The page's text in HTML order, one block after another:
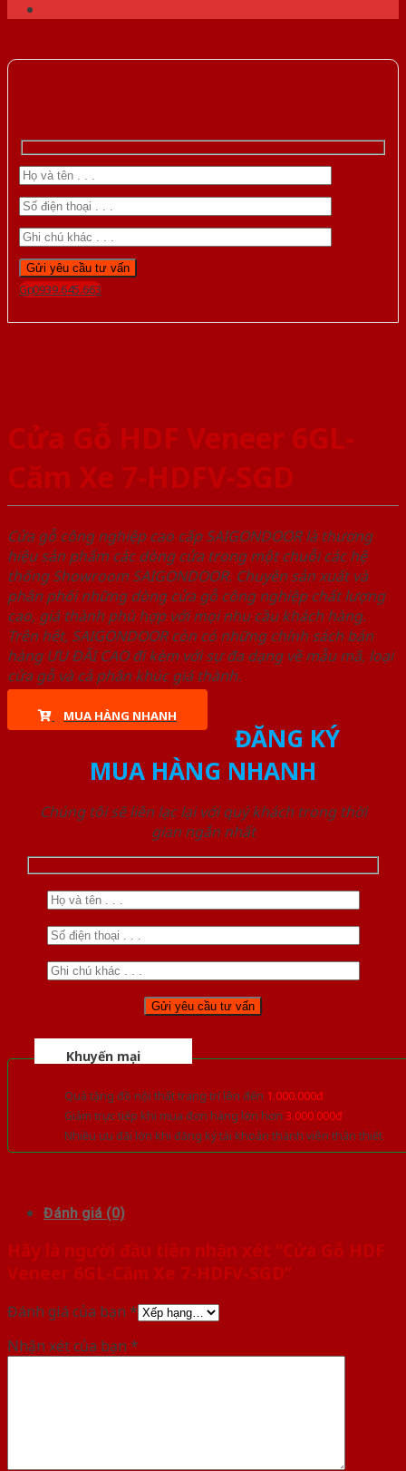
Gọi 0939.645.663
Cửa Gỗ HDF Veneer 6GL-
Căm Xe 7-HDFV-SGD
Cửa gỗ công nghiệp cao cấp SAIGONDOOR là thương
hiệu sản phẩm các dòng cửa trong một chuỗi các hệ
thống Showroom SAIGONDOOR. Chuyên sản xuất và
phân phối những dòng cửa gỗ công nghiệp chất lượng
cao, giá thành phù hợp với mọi nhu cầu khách hàng.
Trên hết, SAIGONDOOR còn có những chính sách bán
hàng ƯU ĐÃI CAO đi kèm với sự đa dạng về mẫu mã, loại
cửa gỗ và cả phân khúc giá thành.
MUA HÀNG NHANH
ĐĂNG KÝ
MUA HÀNG NHANH
Chúng tôi sẽ liên lạc lại với quý khách trong thời
gian ngắn nhất
Khuyến mại
Quà tặng đồ nội thất trang trí lên đến 1.000.000đ
Giảm trực tiếp khi mua đơn hàng lớn hơn 3.000.000đ
Nhiều ưu đãi lớn khi đăng ký tài khoản thành viên thân thiết
Đánh giá (0)
Hãy là người đầu tiên nhận xét “Cửa Gỗ HDF
Veneer 6GL-Căm Xe 7-HDFV-SGD”
Đánh giá của bạn *
Nhận xét của bạn *